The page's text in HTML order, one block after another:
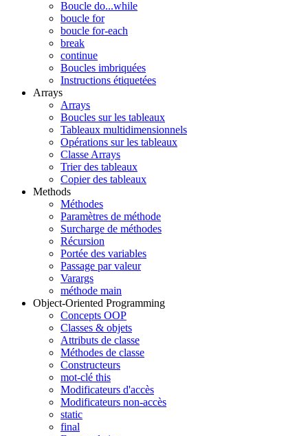
Boucle do...while
boucle for
boucle for-each
break
continue
Boucles imbriquées
Instructions étiquetées
Arrays
Arrays
Boucles sur les tableaux
Tableaux multidimensionnels
Opérations sur les tableaux
Classe Arrays
Trier des tableaux
Copier des tableaux
Methods
Méthodes
Paramètres de méthode
Surcharge de méthodes
Récursion
Portée des variables
Passage par valeur
Varargs
méthode main
Object-Oriented Programming
Concepts OOP
Classes & objets
Attributs de classe
Méthodes de classe
Constructeurs
mot-clé this
Modificateurs d'accès
Modificateurs non-accès
static
final